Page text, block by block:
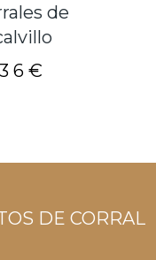
de
€
DE CORRAL